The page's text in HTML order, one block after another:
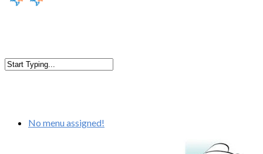
No menu assigned!